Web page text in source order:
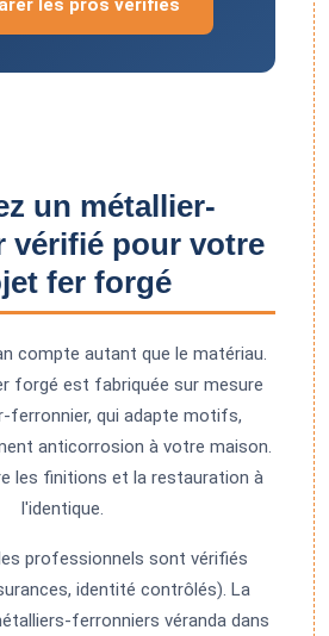
les pros vérifiés
un métallier-
vérifié pour votre
fer forgé
compte autant que le matériau.
forgé est fabriquée sur mesure
ferronnier, qui adapte motifs,
anticorrosion à votre maison.
les finitions et la restauration à
l'identique.
professionnels sont vérifiés
identité contrôlés). La
ferronniers véranda dans